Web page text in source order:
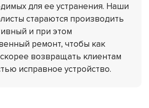
для ее устранения. Наши
стараются производить
и при этом
ремонт, чтобы как
возвращать клиентам
исправное устройство.